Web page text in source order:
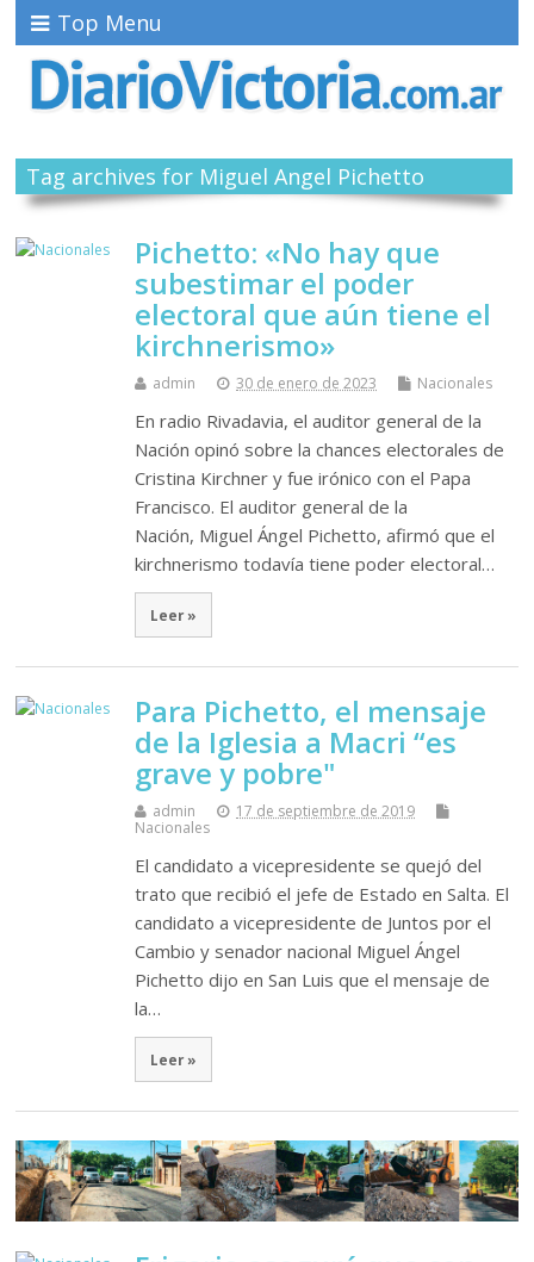
Top Menu
Tag archives for Miguel Angel Pichetto
Pichetto: «No hay que
subestimar el poder
electoral que aún tiene el
kirchnerismo»
admin 30 de enero de 2023 Nacionales
En radio Rivadavia, el auditor general de la
Nación opinó sobre la chances electorales de
Cristina Kirchner y fue irónico con el Papa
Francisco. El auditor general de la
Nación, Miguel Ángel Pichetto, afirmó que el
kirchnerismo todavía tiene poder electoral…
Leer »
Para Pichetto, el mensaje
de la Iglesia a Macri “es
grave y pobre"
admin
17 de septiembre de 2019
Nacionales
El candidato a vicepresidente se quejó del
trato que recibió el jefe de Estado en Salta. El
candidato a vicepresidente de Juntos por el
Cambio y senador nacional Miguel Ángel
Pichetto dijo en San Luis que el mensaje de
la…
Leer »